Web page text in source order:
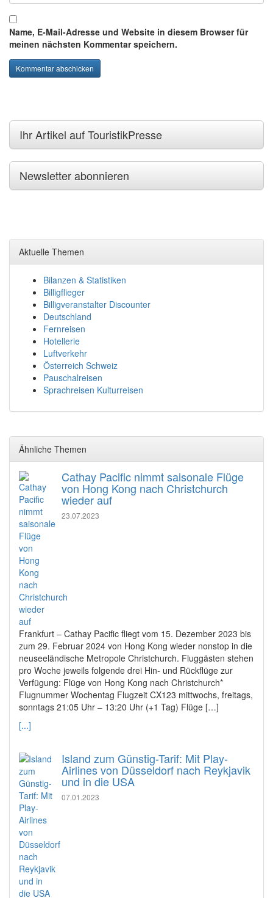
Name, E-Mail-Adresse und Website in diesem Browser für
meinen nächsten Kommentar speichern.
Ihr Artikel auf TouristikPresse
Newsletter abonnieren
Aktuelle Themen
Bilanzen & Statistiken
Billigflieger
Billigveranstalter Discounter
Deutschland
Fernreisen
Hotellerie
Luftverkehr
Österreich Schweiz
Pauschalreisen
Sprachreisen Kulturreisen
Ähnliche Themen
Cathay Pacific nimmt saisonale Flüge
von Hong Kong nach Christchurch
wieder auf
23.07.2023
Frankfurt – Cathay Pacific fliegt vom 15. Dezember 2023 bis
zum 29. Februar 2024 von Hong Kong wieder nonstop in die
neuseeländische Metropole Christchurch. Fluggästen stehen
pro Woche jeweils folgende drei Hin- und Rückflüge zur
Verfügung: Flüge von Hong Kong nach Christchurch*
Flugnummer Wochentag Flugzeit CX123 mittwochs, freitags,
sonntags 21:05 Uhr – 13:20 Uhr (+1 Tag) Flüge […]
[...]
Island zum Günstig-Tarif: Mit Play-
Airlines von Düsseldorf nach Reykjavik
und in die USA
07.01.2023